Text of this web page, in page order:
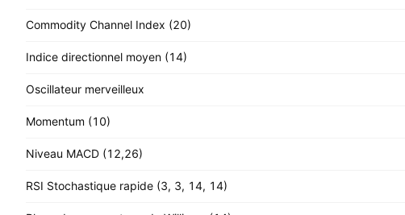
Commodity Channel Index (20)
Indice directionnel moyen (14)
Oscillateur merveilleux
Momentum (10)
Niveau MACD (12,26)
RSI Stochastique rapide (3, 3, 14, 14)